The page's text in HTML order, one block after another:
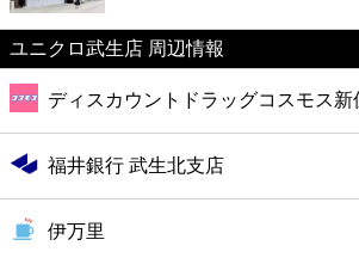
ショッピング
銀行
公共
病院
ユニクロ武生店 周辺情報
ディスカウントドラッグコスモス新
福井銀行 武生北支店
伊万里